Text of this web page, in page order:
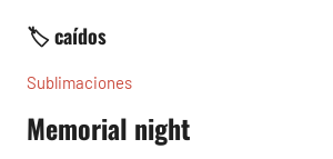
🏷️ caídos
Sublimaciones
Memorial night